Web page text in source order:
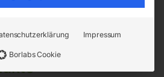
Impressum
Borlabs Cookie